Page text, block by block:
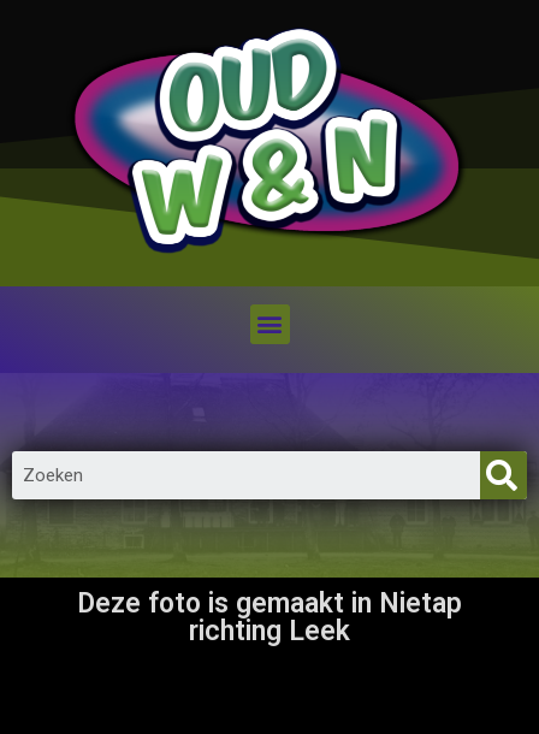
Deze foto is gemaakt in Nietap
richting Leek